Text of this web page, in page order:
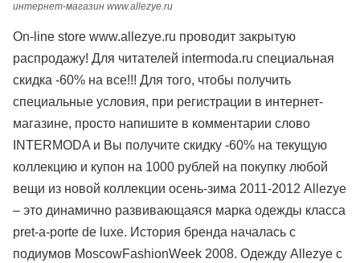
интернет-магазин www.allezye.ru
On-line store www.allezye.ru проводит закрытую
распродажу! Для читателей intermoda.ru специальная
скидка -60% на все!!! Для того, чтобы получить
специальные условия, при регистрации в интернет-
магазине, просто напишите в комментарии слово
INTERMODA и Вы получите скидку -60% на текущую
коллекцию и купон на 1000 рублей на покупку любой
вещи из новой коллекции осень-зима 2011-2012 Allezye
– это динамично развивающаяся марка одежды класса
pret-a-porte de luxe. История бренда началась с
подиумов MoscowFashionWeek 2008. Одежду Allezye с